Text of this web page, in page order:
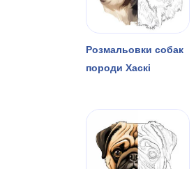
Розмальовки собак
породи Хаскі